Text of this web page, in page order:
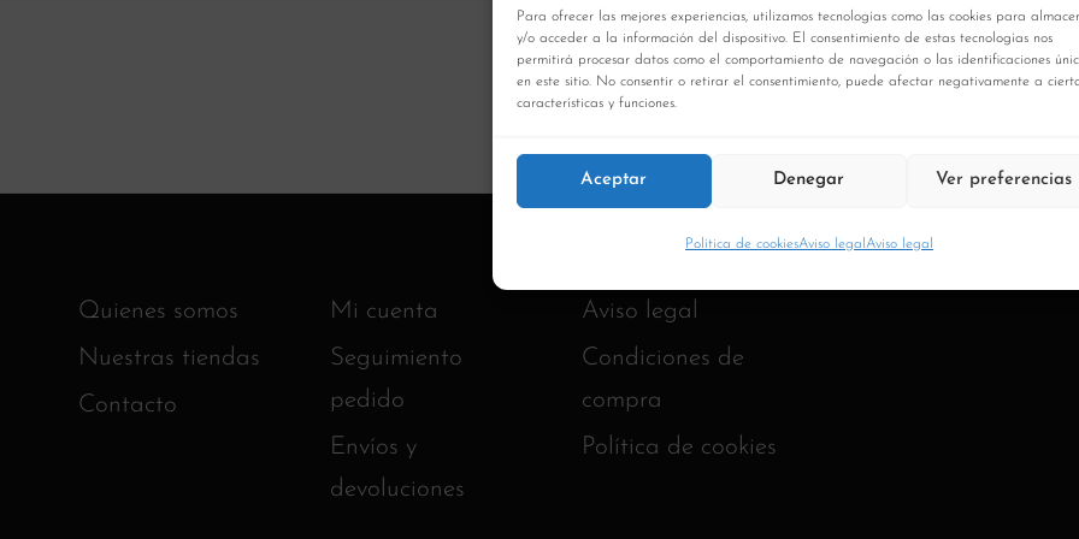
Para ofrecer las mejores experiencias, utilizamos tecnologías como las cookies para
y/o acceder a la información del dispositivo. El consentimiento de estas tecnologías nos
permitirá procesar datos como el comportamiento de navegación o las identificaciones
en este sitio. No consentir o retirar el consentimiento, puede afectar negativamente a
características y funciones.
Aceptar Denegar Ver preferencias
Política de cookiesAviso legal Aviso legal
Quienes somos
Nuestras tiendas
Contacto
Mi cuenta
Seguimiento
pedido
Envíos y
devoluciones
Aviso legal
Condiciones de
compra
Política de cookies